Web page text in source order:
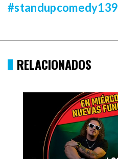
#standupcomedy139
RELACIONADOS